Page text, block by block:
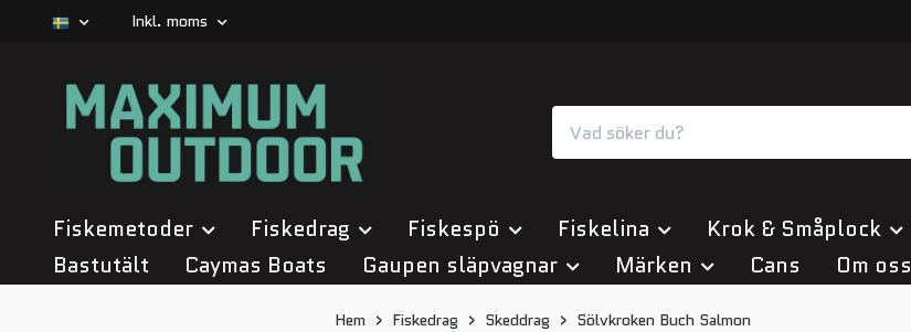
Inkl. moms
Fiskemetoder Fiskedrag Fiskespö Fiskelina Krok & Småplock
Bastutält
Caymas Boats Gaupen släpvagnar Märken Cans Om oss
Hem Fiskedrag Skeddrag Sölvkroken Buch Salmon